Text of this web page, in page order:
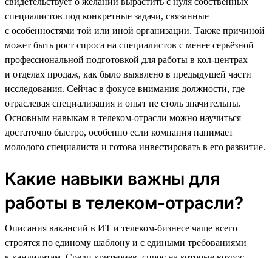
специалистов под конкретные задачи, связанные
с особенностями той или иной организации. Также причиной
может быть рост спроса на специалистов с менее серьёзной
профессиональной подготовкой для работы в кол-центрах
и отделах продаж, как было выявлено в предыдущей части
исследования. Сейчас в фокусе внимания должности, где
отраслевая специализация и опыт не столь значительны.
Основным навыкам в телеком-отрасли можно научиться
достаточно быстро, особенно если компания нанимает
молодого специалиста и готова инвестировать в его развитие.
Какие навыки важны для
работы в телеком-отрасли?
Описания вакансий в ИТ и телеком-бизнесе чаще всего
строятся по единому шаблону и с едиными требованиями